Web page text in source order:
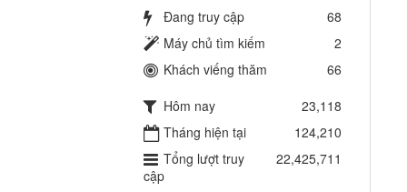
Đang truy cập
68
Máy chủ tìm kiếm
2
Khách viếng thăm
66
Hôm nay
23,118
Tháng hiện tại
124,210
Tổng lượt truy
cập
22,425,711